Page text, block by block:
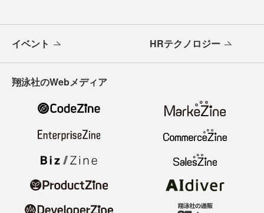
イベント HRテクノロジー
翔泳社のWebメディア